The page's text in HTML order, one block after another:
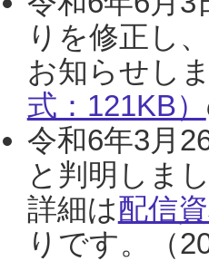
りを修正し
お知らせし
式：121KB）
令和6年3月
と判明しま
詳細は配信
りです。（